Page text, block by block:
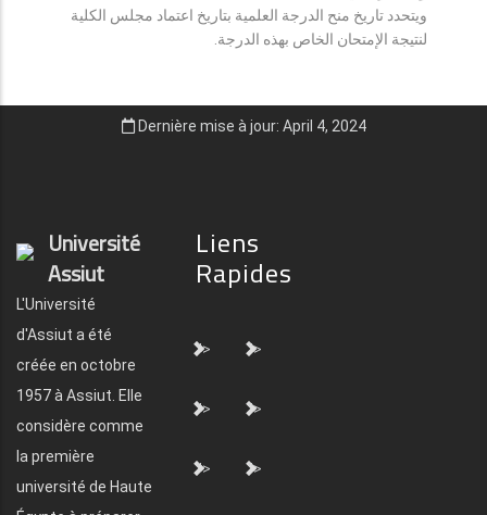
ويتحدد تاريخ منح الدرجة العلمية بتاريخ اعتماد مجلس الكلية
لنتيجة الإمتحان الخاص بهذه الدرجة.
Dernière mise à jour: April 4, 2024
Université
Assiut
L'Université
d'Assiut a été
créée en octobre
1957 à Assiut. Elle
considère comme
la première
université de Haute
Liens
Rapides
"> ">
"> ">
"> ">